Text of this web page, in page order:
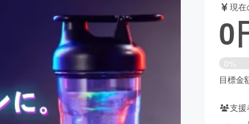
舞台・パフォーマンス
ゲーム・サービス開発
書籍・雑誌出版
チャレンジ ビューティー・ヘル
現在
0
0%
目標金
支援